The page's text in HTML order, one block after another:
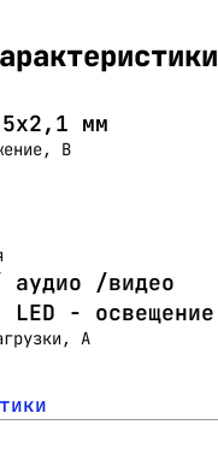
мм
В
аудио /видео
LED - освещение
А